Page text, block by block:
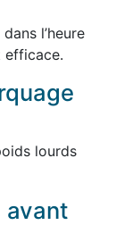
l’heure
efficace.
lourds
avant